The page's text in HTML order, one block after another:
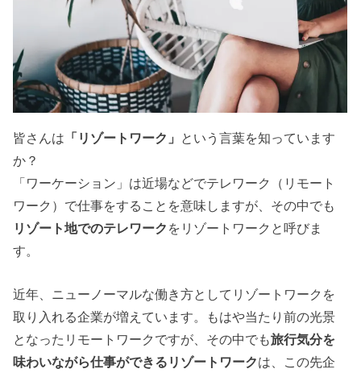
皆さんは 「リゾートワーク」
という言葉を知っています
か？
「ワーケーション」は近場などでテレワーク（リモート
ワーク）で仕事をすることを意味しますが、その中でも
リゾート地でのテレワーク をリゾートワークと呼びま
す。
近年、ニューノーマルな働き方としてリゾートワークを
取り入れる企業が増えています。もはや当たり前の光景
となったリモートワークですが、その中でも旅行気分を
味わいながら仕事ができるリゾートワークは、この先企